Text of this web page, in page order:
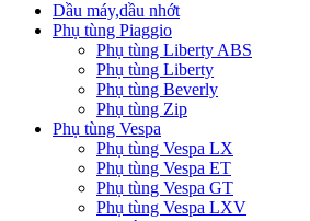
Dầu máy,dầu nhớt
Phụ tùng Piaggio
Phụ tùng Liberty ABS
Phụ tùng Liberty
Phụ tùng Beverly
Phụ tùng Zip
Phụ tùng Vespa
Phụ tùng Vespa LX
Phụ tùng Vespa ET
Phụ tùng Vespa GT
Phụ tùng Vespa LXV